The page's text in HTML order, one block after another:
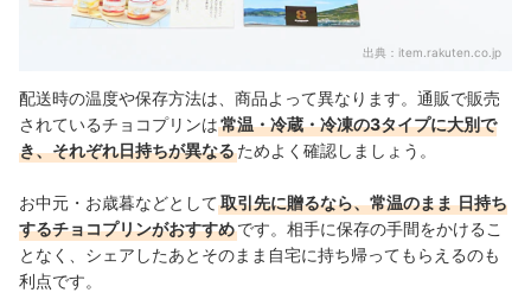
出典： item.rakuten.co.jp
配送時の温度や保存方法は、商品よって異なります。通販で販売
されているチョコプリンは常温・冷蔵・冷凍の3タイプに大別で
き、それぞれ日持ちが異なるためよく確認しましょう。
お中元・お歳暮などとして取引先に贈るなら、常温のまま 日持ち
するチョコプリンがおすすめです。相手に保存の手間をかけるこ
となく、シェアしたあとそのまま自宅に持ち帰ってもらえるのも
利点です。